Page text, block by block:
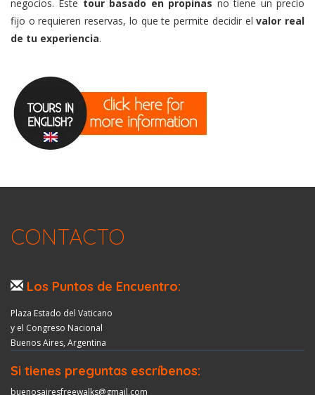
negocios. Este tour basado en propinas no tiene un precio
fijo o requieren reservas, lo que te permite decidir elvalor real
de tu experiencia.
CONTACTO
Los Puntos de Encuentro:
Plaza Estado del Vaticano
y el Congreso Nacional
Buenos Aires, Argentina
Si tienes preguntas escríbenos:
buenosairesfreewalks@gmail.com